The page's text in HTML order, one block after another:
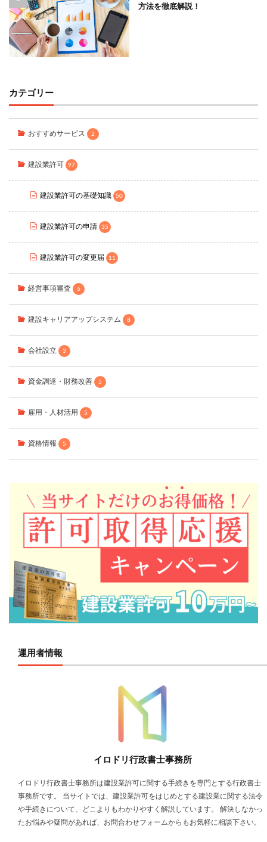
方法を徹底解説！
カテゴリー
おすすめサービス 2
建設業許可 97
建設業許可の基礎知識 50
建設業許可の申請 35
建設業許可の変更届 11
経営事項審査 6
建設キャリアアップシステム 8
会社設立 3
資金調達・財務改善 5
雇用・人材活用 5
資格情報 5
運用者情報
イロドリ行政書士事務所
イロドリ行政書士事務所は建設業許可に関する手続きを専門とする行政書士
事務所です。 当サイトでは、建設業許可をはじめとする建設業に関する法令
や手続きについて、どこよりもわかりやすく解説しています。 解決しなかっ
たお悩みや疑問があれば、お問合わせフォームからもお気軽に相談下さい。